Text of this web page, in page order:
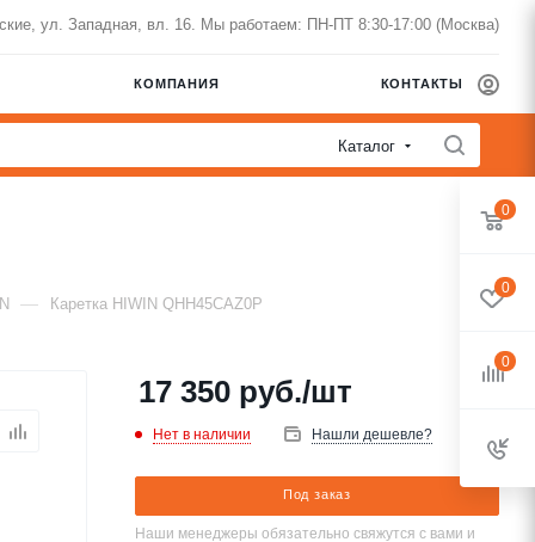
ул. Западная, вл. 16. Мы работаем: ПН-ПТ 8:30-17:00 (Москва)
КОМПАНИЯ КОНТАКТЫ
Каталог
— Каретка HIWIN QHH45CAZ0P
17 350 руб./шт
Нет в наличии Нашли дешевле?
Под заказ
Наши менеджеры обязательно свяжутся с вами и
0
0
0